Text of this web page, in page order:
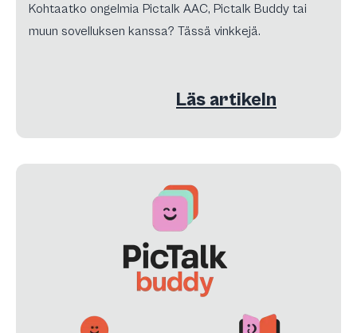
Kohtaatko ongelmia Pictalk AAC, Pictalk Buddy tai
muun sovelluksen kanssa? Tässä vinkkejä.
Läs artikeln